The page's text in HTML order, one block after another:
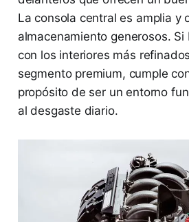
La consola central es amplia y
almacenamiento generosos.
con los interiores más
segmento premium, cumple
propósito de ser un entorno
al desgaste diario.